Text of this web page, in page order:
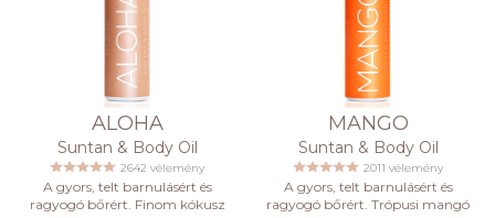
ALOHA
Suntan & Body Oil
2642 vélemény
A gyors, telt barnulásért és
ragyogó bőrért. Finom kókusz
MANGO
Suntan & Body Oil
2011 vélemény
A gyors, telt barnulásért és
ragyogó bőrért. Trópusi mangó